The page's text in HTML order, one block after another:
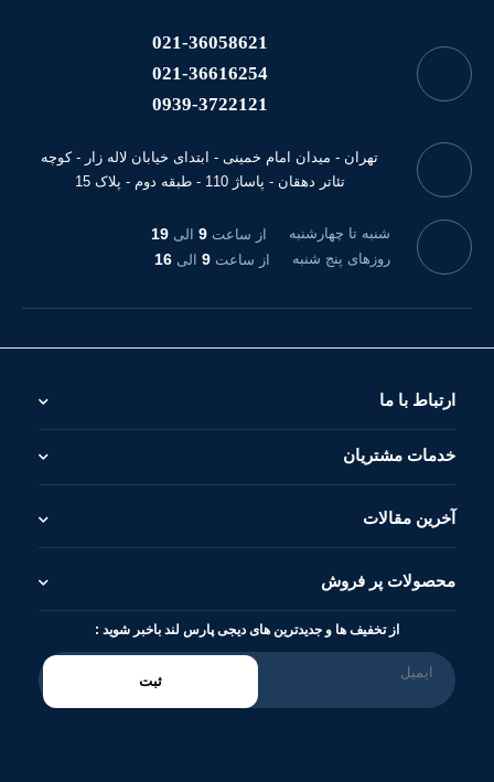
021-36058621
021-36616254
0939-3722121
تهران - میدان امام خمینی - ابتدای خیابان لاله زار - کوچه
تئاتر دهقان - پاساژ 110 - طبقه دوم - پلاک 15
شنبه تا چهارشنبه از ساعت 9 الی 19
روزهای پنج شنبه از ساعت 9 الی 16
ارتباط با ما
خدمات مشتریان
آخرین مقالات
محصولات پر فروش
از تخفیف ها و جدیدترین های دیجی پارس لند باخبر شوید :
ثبت